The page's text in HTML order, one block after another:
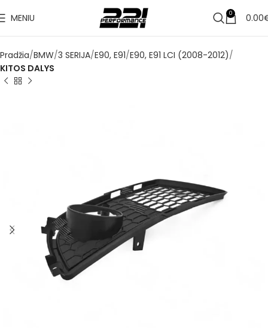
MENIU 0 0.00
Pradžia BMW 3 SERIJA E90, E91 E90, E91 LCI (2008-2012)
KITOS DALYS
✔
Pristatymas per 3–5 d. d.